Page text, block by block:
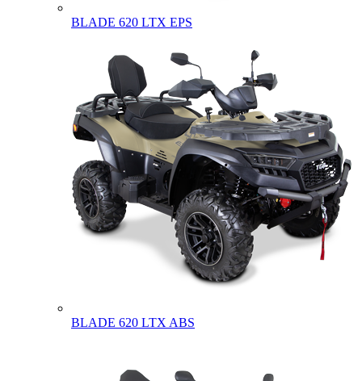
BLADE 620 LTX EPS
BLADE 620 LTX ABS